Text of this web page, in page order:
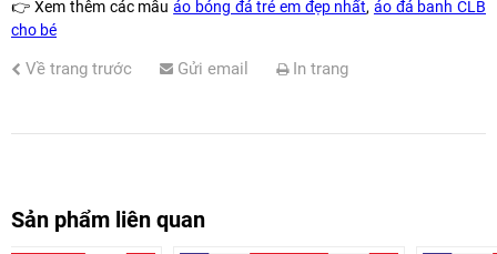
👉Xem thêm các mẫuáo bóng đá trẻ em đẹp nhất, áo đá banh CLB
cho bé
Về trang trước Gửi email In trang
Sản phẩm liên quan